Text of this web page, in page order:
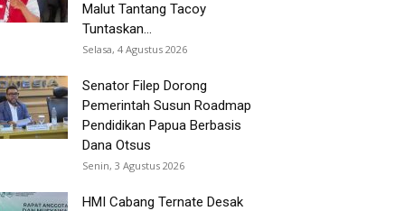
Malut Tantang Tacoy
Tuntaskan...
Selasa, 4 Agustus 2026
Senator Filep Dorong
Pemerintah Susun Roadmap
Pendidikan Papua Berbasis
Dana Otsus
Senin, 3 Agustus 2026
HMI Cabang Ternate Desak